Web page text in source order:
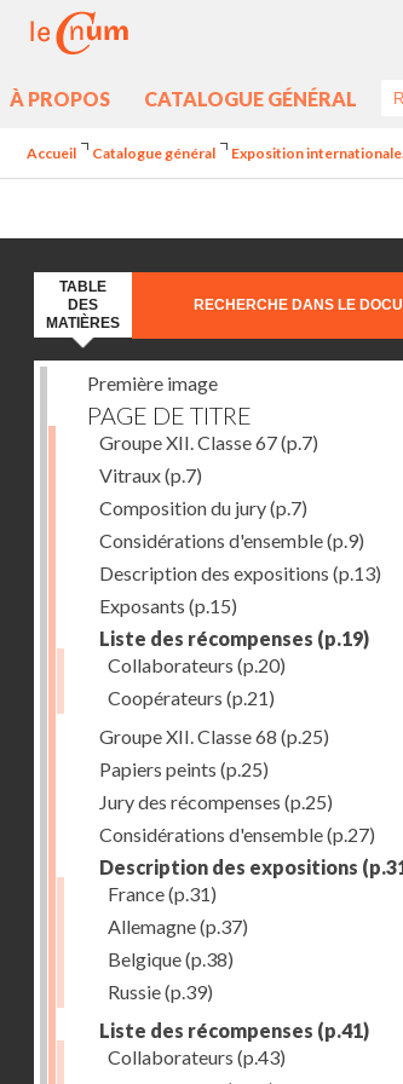
À PROPOS CATALOGUE GÉNÉRAL
Accueil Catalogue général Exposition
TABLE
DES
MATIÈRES
RECHERCHE DANS LE
Première image
PAGE DE TITRE
Groupe XII. Classe 67(p.7)
Vitraux(p.7)
Composition du jury(p.7)
Considérations d'ensemble(p.9)
Description des expositions (p.13)
Exposants (p.15)
Liste des récompenses (p.19)
Collaborateurs (p.20)
Coopérateurs (p.21)
Groupe XII. Classe 68 (p.25)
Papiers peints (p.25)
Jury des récompenses (p.25)
Considérations d'ensemble(p.27)
Description des expositions
France(p.31)
Allemagne(p.37)
Belgique(p.38)
Russie(p.39)
Liste des récompenses (p.41)
Collaborateurs (p.43)